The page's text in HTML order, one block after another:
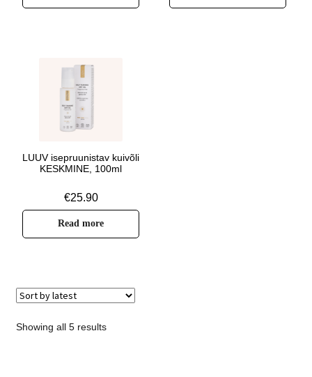
LUUV isepruunistav kuivõli
KESKMINE, 100ml
€25.90
Read more
Showing all 5 results